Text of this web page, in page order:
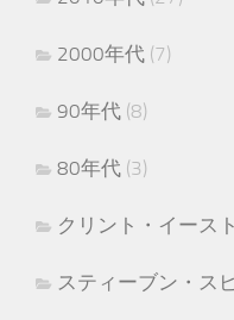
2000年代 (7)
90年代 (8)
80年代 (3)
クリント・イース
スティーブン・ス